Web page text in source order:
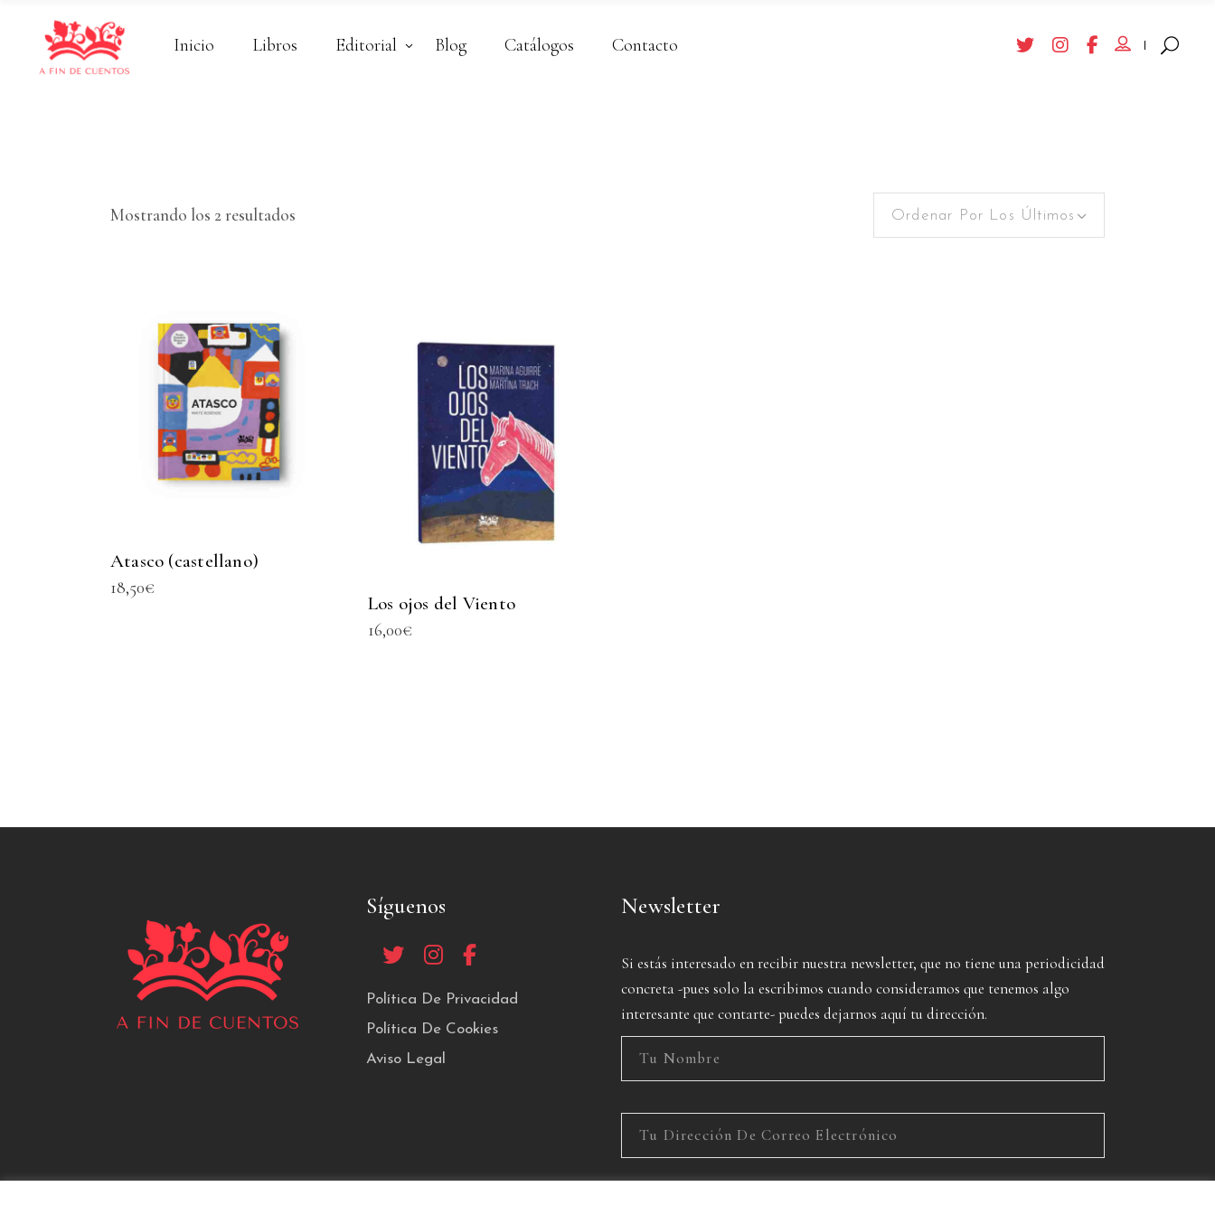
Inicio Libros Editorial Blog Catálogos Contacto
Mostrando los 2 resultados Ordenar Por Los Últimos
Atasco (castellano)
18,50€
Los ojos del Viento
16,00€
Síguenos
Política De Privacidad
Política De Cookies
Aviso Legal
Newsletter
Si estás interesado en recibir nuestra newsletter, que no tiene una periodicidad
concreta -pues solo la escribimos cuando consideramos que tenemos algo
interesante que contarte- puedes dejarnos aquí tu dirección.